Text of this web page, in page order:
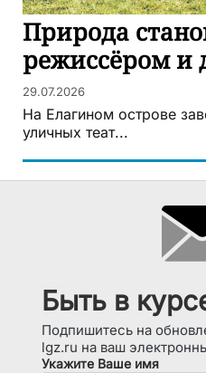
Природа
режиссёром и
29.07.2026
На Елагином острове
уличных теат...
Быть в
Подпишитесь на
lgz.ru на ваш
Укажите Ваше имя